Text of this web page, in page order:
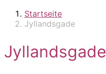
Startseite
Jyllandsgade
Jyllandsgade